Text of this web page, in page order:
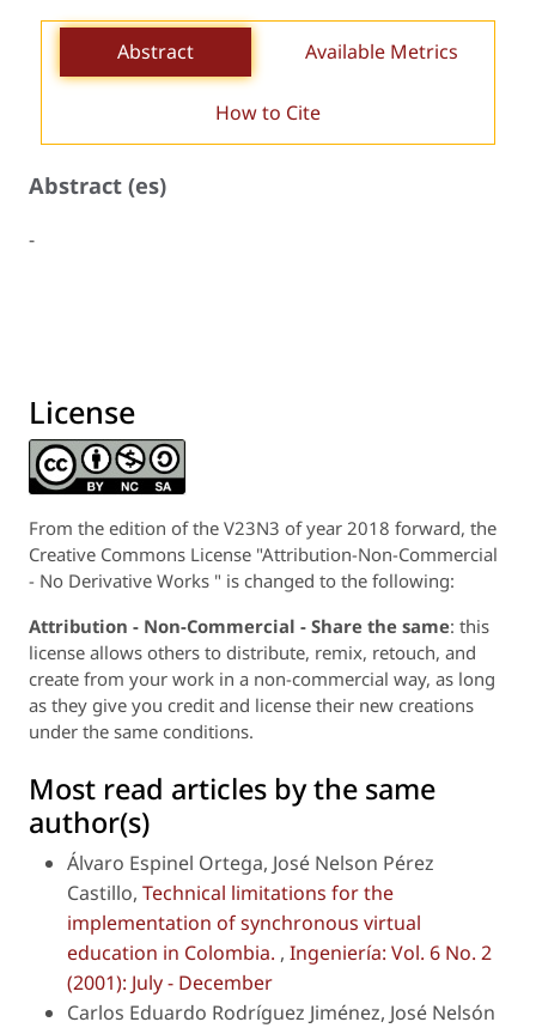
Abstract Available Metrics
How to Cite
Abstract (es)
-
License
From the edition of the V23N3 of year 2018 forward, the
Creative Commons License "Attribution-Non-Commercial
- No Derivative Works " is changed to the following:
Attribution - Non-Commercial - Share the same: this
license allows others to distribute, remix, retouch, and
create from your work in a non-commercial way, as long
as they give you credit and license their new creations
under the same conditions.
Most read articles by the same
author(s)
Álvaro Espinel Ortega, José Nelson Pérez
Castillo, Technical limitations for the
implementation of synchronous virtual
education in Colombia. , Ingeniería: Vol. 6 No. 2
(2001): July - December
Carlos Eduardo Rodríguez Jiménez, José Nelsón